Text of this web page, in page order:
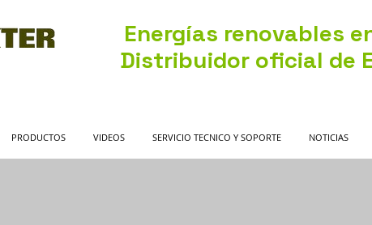
Energías renovables
Distribuidor oficial de
PRODUCTOS VIDEOS SERVICIO TECNICO Y SOPORTE NOTICIAS